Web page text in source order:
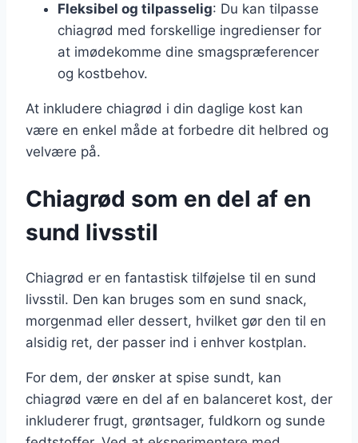
Fleksibel og tilpasselig: Du kan tilpasse
chiagrød med forskellige ingredienser for
at imødekomme dine smagspræferencer
og kostbehov.
At inkludere chiagrød i din daglige kost kan
være en enkel måde at forbedre dit helbred og
velvære på.
Chiagrød som en del af en
sund livsstil
Chiagrød er en fantastisk tilføjelse til en sund
livsstil. Den kan bruges som en sund snack,
morgenmad eller dessert, hvilket gør den til en
alsidig ret, der passer ind i enhver kostplan.
For dem, der ønsker at spise sundt, kan
chiagrød være en del af en balanceret kost, der
inkluderer frugt, grøntsager, fuldkorn og sunde